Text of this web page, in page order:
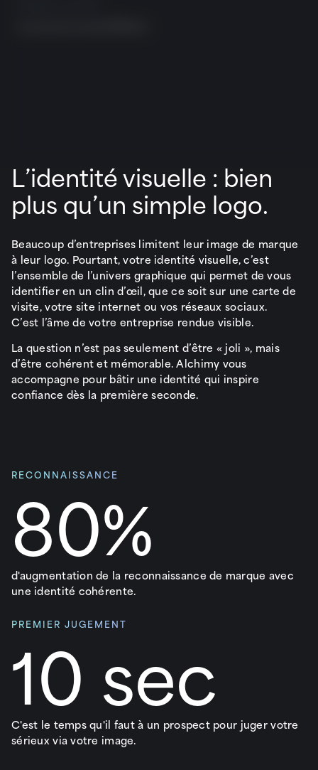
L’identité visuelle : bien
plus qu’un simple logo.
Beaucoup d’entreprises limitent leur image de marque
à leur logo. Pourtant, votre identité visuelle, c’est
l’ensemble de l’univers graphique qui permet de vous
identifier en un clin d’œil, que ce soit sur une carte de
visite, votre site internet ou vos réseaux sociaux.
C’est l’âme de votre entreprise rendue visible.
La question n’est pas seulement d’être « joli », mais
d’être cohérent et mémorable. Alchimy vous
accompagne pour bâtir une identité qui inspire
confiance dès la première seconde.
RECONNAISSANCE
80%
d'augmentation de la reconnaissance de marque avec
une identité cohérente.
PREMIER JUGEMENT
10 sec
C'est le temps qu'il faut à un prospect pour juger votre
sérieux via votre image.